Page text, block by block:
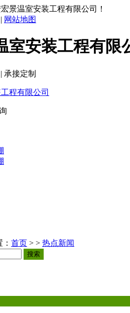
景温室安装工程有限公司！
| 网站地图
室安装工程有限
承接定制
首页 > > 热点新闻
搜索